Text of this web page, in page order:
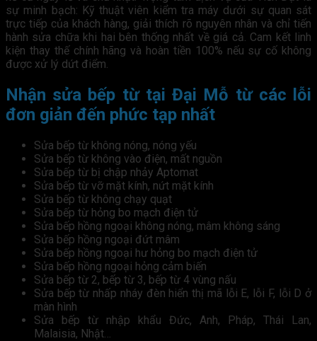
sự minh bạch: Kỹ thuật viên kiểm tra máy dưới sự quan sát
trực tiếp của khách hàng, giải thích rõ nguyên nhân và chỉ tiến
hành sửa chữa khi hai bên thống nhất về giá cả. Cam kết linh
kiện thay thế chính hãng và hoàn tiền 100% nếu sự cố không
được xử lý dứt điểm.
Nhận sửa bếp từ tại Đại Mỗ từ các lỗi
đơn giản đến phức tạp nhất
Sửa bếp từ không nóng, nóng yếu
Sửa bếp từ không vào điện, mất nguồn
Sửa bếp từ bị chập nhảy Aptomat
Sửa bếp từ vỡ mặt kính, nứt mặt kính
Sửa bếp từ không chạy quạt
Sửa bếp từ hỏng bo mạch điện tử
Sửa bếp hồng ngoại không nóng, mâm không sáng
Sửa bếp hồng ngoại đứt mâm
Sửa bếp hồng ngoại hư hỏng bo mạch điện tử
Sửa bếp hồng ngoại hỏng cảm biến
Sửa bếp từ 2, bếp từ 3, bếp từ 4 vùng nấu
Sửa bếp từ nhấp nháy đèn hiển thị mã lỗi E, lỗi F, lỗi D ở
màn hình
Sửa bếp từ nhập khẩu Đức, Anh, Pháp, Thái Lan,
Malaisia, Nhật…